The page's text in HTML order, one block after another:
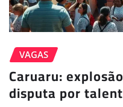
VAGAS
Caruaru:
disputa por